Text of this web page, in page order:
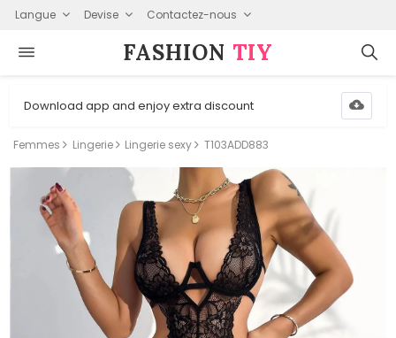
Langue Devise Contactez-nous
FASHION⁠ TIY
Download app and enjoy extra discount
Femmes Lingerie Lingerie sexy T103ADD883